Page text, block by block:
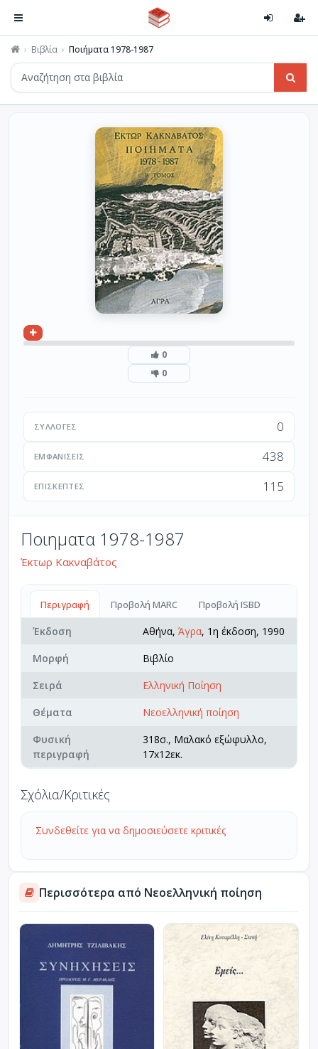
Βιβλία Ποιήματα 1978-1987
0
0
ΣΥΛΛΟΓΈΣ 0
ΕΜΦΑΝΊΣΕΙΣ 438
ΕΠΙΣΚΈΠΤΕΣ 115
Ποιηματα 1978-1987
Έκτωρ Κακναβάτος
Περιγραφή Προβολή MARC Προβολή ISBD
Έκδοση Αθήνα, Άγρα, 1η έκδοση, 1990
Μορφή
Βιβλίο
Σειρά
Ελληνική Ποίηση
Θέματα
Νεοελληνική ποίηση
Φυσική
περιγραφή
318σ., Μαλακό εξώφυλλο,
17x12εκ.
Σχόλια/Κριτικές
Συνδεθείτε για να δημοσιεύσετε κριτικές
Περισσότερα από Νεοελληνική ποίηση